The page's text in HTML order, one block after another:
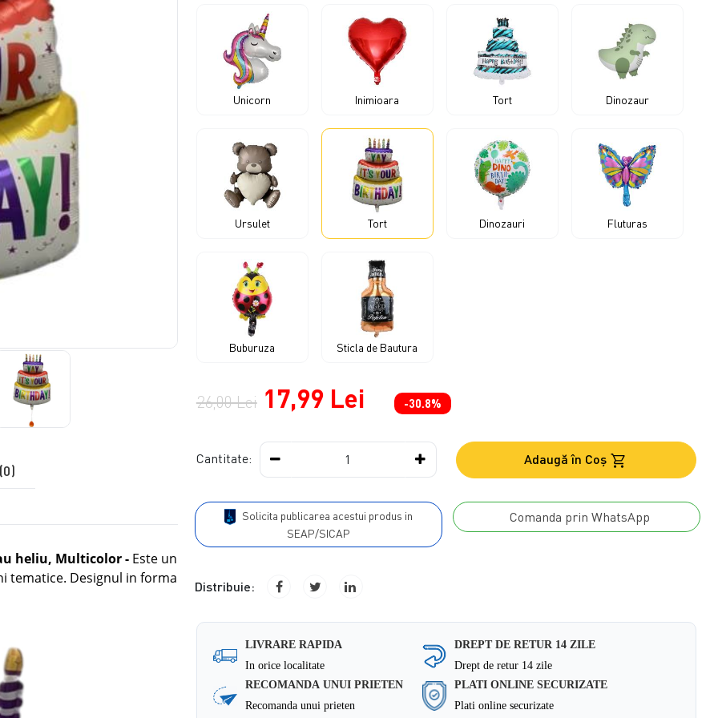
heliu, Multicolor- Este un
tematice. Designul in forma
Unicorn Inimioara Tort Dinozaur
Ursulet Tort Dinozauri Fluturas
Buburuza Sticla de Bautura
26,00 Lei 17,99 Lei -30.8%
Cantitate: Adaugă în Coş
SEAP/SICAP
Comanda prin WhatsApp
Distribuie:
LIVRARE RAPIDA
In orice localitate
DREPT DE RETUR 14 ZILE
Drept de retur 14 zile
RECOMANDA UNUI PRIETEN
Recomanda unui prieten
PLATI ONLINE SECURIZATE
Plati online securizate